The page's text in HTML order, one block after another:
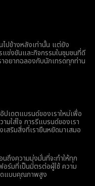
ไปข้างหลังเท่านั้น แต่ยัง
แข่งขันและกิจกรรมในชุมชนที่ดี
อยากฉลองกับนักเทรดทุกท่าน
ปเดตแบรนด์ของเราใหม่เพื่อ
มใส่ใจ การรีแบรนด์ของเรา
สริมสิ่งที่เรายืนหยัดมาเสมอ
ถึงความมุ่งมั่นที่จะทำให้ทุก
ร์มที่เป็นมิตรต่อผู้ใช้ ความ
ดแบบคุณภาพสูง